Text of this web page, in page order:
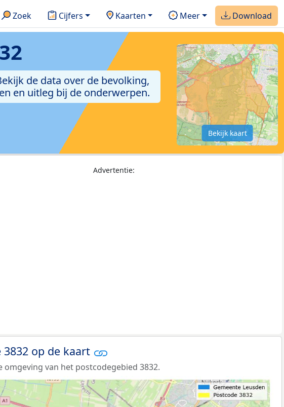
Zoek Cijfers Kaarten Meer Download
de data over de bevolking,
en uitleg bij de onderwerpen.
Bekijk kaart
Advertentie:
3832 op de kaart
omgeving van het postcodegebied 3832.